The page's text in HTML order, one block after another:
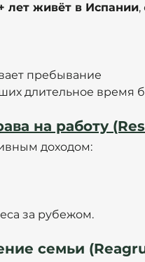
лет живёт в Испании,
пребывание
длительное время
на работу
доходом:
за рубежом.
семьи